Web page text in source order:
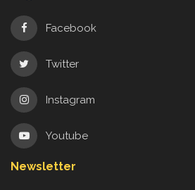
Facebook
Twitter
Instagram
Youtube
Newsletter